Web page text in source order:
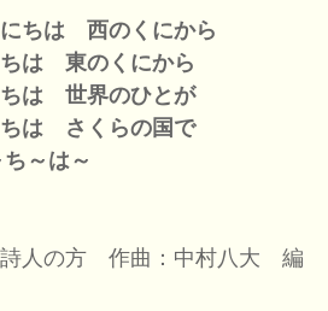
ちは 西のくにから
は 東のくにから
は 世界のひとが
は さくらの国で
～は～
詩人の方 作曲：中村八大 編